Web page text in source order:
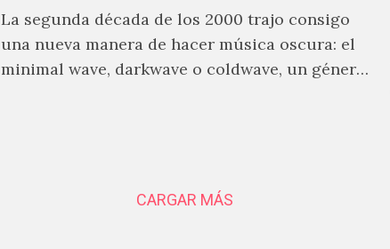
La segunda década de los 2000 trajo consigo
una nueva manera de hacer música oscura: el
minimal wave, darkwave o coldwave, un género
CARGAR MÁS